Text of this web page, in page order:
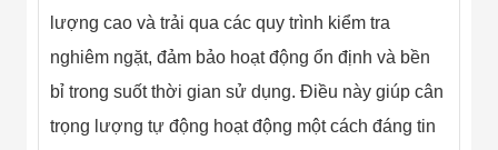
lượng cao và trải qua các quy trình kiểm tra
nghiêm ngặt, đảm bảo hoạt động ổn định và bền
bỉ trong suốt thời gian sử dụng. Điều này giúp cân
trọng lượng tự động hoạt động một cách đáng tin